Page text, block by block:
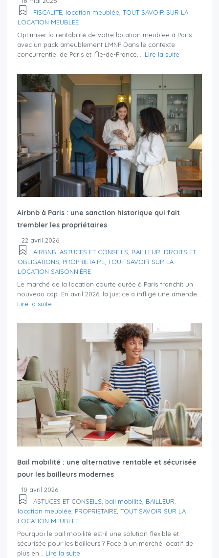
FISCALITE location meublée TOUT SAVOIR SUR LA
LOCATION MEUBLEE
Optimiser la rentabilité de votre location meublée à Paris
avec un pack ameublement LMNP Dans le contexte
concurrentiel de Paris et l’Île-de-France,... Lire la suite
Airbnb à Paris : une sanction historique qui fait
trembler les propriétaires
22 avril 2026
AIRBNB ASTUCES ET CONSEILS BAILLEUR DROITS ET
OBLIGATIONS PROPRIETAIRE TOUT SAVOIR SUR LA
LOCATION SAISONNIÈRE
Le marché de la location courte durée à Paris franchit un
nouveau cap. En avril 2026, la justice a infligé une amende...
Lire la suite
Bail mobilité : une alternative rentable et sécurisée
pour les bailleurs modernes
10 avril 2026
ASTUCES ET CONSEILS bail mobilité BAILLEUR
location meublée PROPRIETAIRE TOUT SAVOIR SUR LA
LOCATION MEUBLEE
Pourquoi le bail mobilité est-il une solution flexible et
sécurisée pour les bailleurs ? Face à un marché locatif de
plus en... Lire la suite